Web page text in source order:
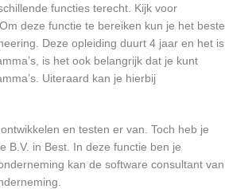
functies terecht. Kijk voor
deze functie te bereiken kun je het beste
Deze opleiding duurt 4 jaar en het is
is het ook belangrijk dat je kunt
Uiteraard kan je hierbij
en testen er van. Toch heb je
B.V. in Best. In deze functie ben je
kan de software consultant van